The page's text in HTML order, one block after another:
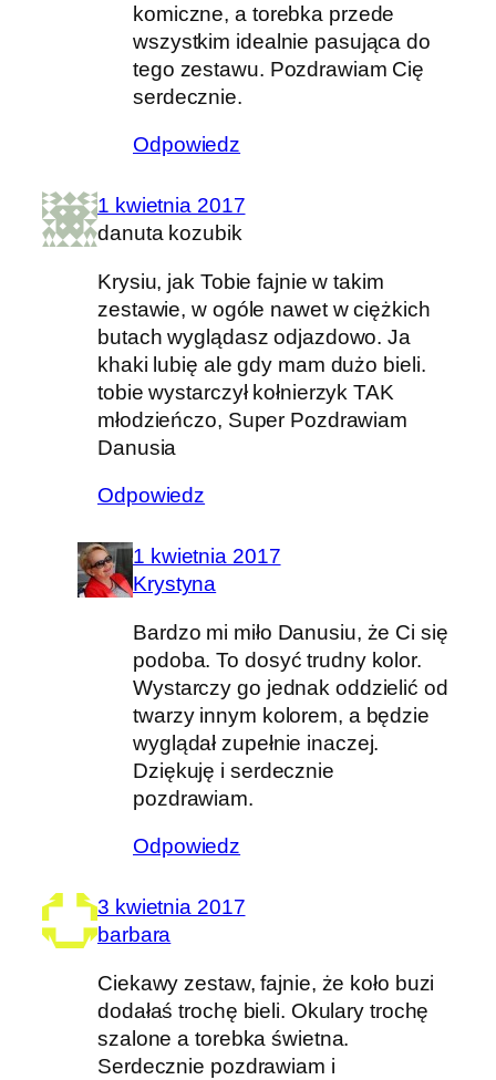
komiczne, a torebka przede
wszystkim idealnie pasująca do
tego zestawu. Pozdrawiam Cię
serdecznie.
Odpowiedz
1 kwietnia 2017
danuta kozubik
Krysiu, jak Tobie fajnie w takim
zestawie, w ogóle nawet w ciężkich
butach wyglądasz odjazdowo. Ja
khaki lubię ale gdy mam dużo bieli.
tobie wystarczył kołnierzyk TAK
młodzieńczo, Super Pozdrawiam
Danusia
Odpowiedz
1 kwietnia 2017
Krystyna
Bardzo mi miło Danusiu, że Ci się
podoba. To dosyć trudny kolor.
Wystarczy go jednak oddzielić od
twarzy innym kolorem, a będzie
wyglądał zupełnie inaczej.
Dziękuję i serdecznie
pozdrawiam.
Odpowiedz
3 kwietnia 2017
barbara
Ciekawy zestaw, fajnie, że koło buzi
dodałaś trochę bieli. Okulary trochę
szalone a torebka świetna.
Serdecznie pozdrawiam i